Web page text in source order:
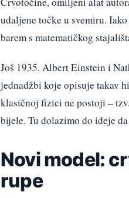
udaljene točke u svemiru.
barem s matematičkog
Još 1935. Albert Einstein i
jednadžbi koje opisuje takav
klasičnoj fizici ne postoji –
bijele. Tu dolazimo do ideje
Novi model:
rupe